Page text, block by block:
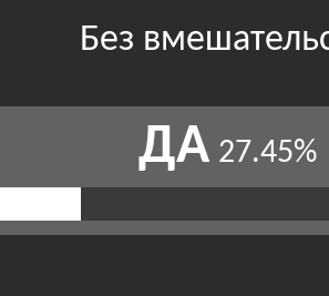
Без
ДА 27.45%